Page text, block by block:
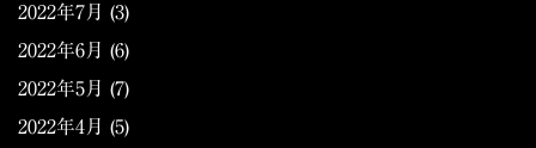
2022年7月 (3)
2022年6月 (6)
2022年5月 (7)
2022年4月 (5)